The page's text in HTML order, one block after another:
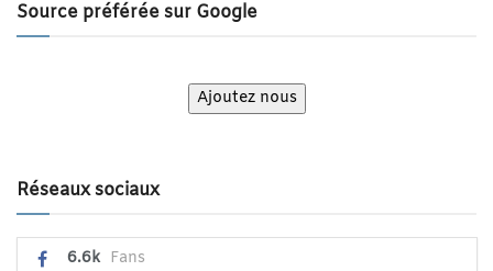
Source préférée sur Google
Ajoutez nous
Réseaux sociaux
6.6k Fans